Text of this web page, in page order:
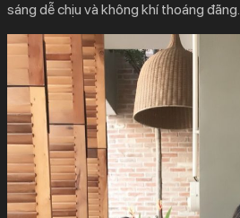
sáng dễ chịu và không khí thoáng đãng.